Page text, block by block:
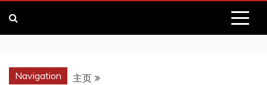
REGINA
Navigation
主页